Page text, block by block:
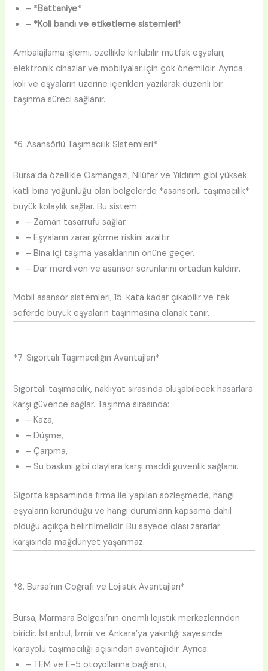
– *Battaniye*
– *Koli bandı ve etiketleme sistemleri*
Ambalajlama işlemi, özellikle kırılabilir mutfak eşyaları,
elektronik cihazlar ve mobilyalar için çok önemlidir. Ayrıca
koli ve eşyaların üzerine içerikleri yazılarak düzenli bir
taşınma süreci sağlanır.
*6. Asansörlü Taşımacılık Sistemleri*
Bursa’da özellikle Osmangazi, Nilüfer ve Yıldırım gibi yüksek
katlı bina yoğunluğu olan bölgelerde *asansörlü taşımacılık*
büyük kolaylık sağlar. Bu sistem:
– Zaman tasarrufu sağlar.
– Eşyaların zarar görme riskini azaltır.
– Bina içi taşıma yasaklarının önüne geçer.
– Dar merdiven ve asansör sorunlarını ortadan kaldırır.
Mobil asansör sistemleri, 15. kata kadar çıkabilir ve tek
seferde büyük eşyaların taşınmasına olanak tanır.
*7. Sigortalı Taşımacılığın Avantajları*
Sigortalı taşımacılık, nakliyat sırasında oluşabilecek hasarlara
karşı güvence sağlar. Taşınma sırasında:
– Kaza,
– Düşme,
– Çarpma,
– Su baskını gibi olaylara karşı maddi güvenlik sağlanır.
Sigorta kapsamında firma ile yapılan sözleşmede, hangi
eşyaların korunduğu ve hangi durumların kapsama dahil
olduğu açıkça belirtilmelidir. Bu sayede olası zararlar
karşısında mağduriyet yaşanmaz.
*8. Bursa’nın Coğrafi ve Lojistik Avantajları*
Bursa, Marmara Bölgesi’nin önemli lojistik merkezlerinden
biridir. İstanbul, İzmir ve Ankara’ya yakınlığı sayesinde
karayolu taşımacılığı açısından avantajlıdır. Ayrıca:
– TEM ve E-5 otoyollarına bağlantı,